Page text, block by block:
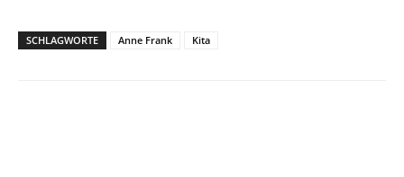
SCHLAGWORTE Anne Frank Kita